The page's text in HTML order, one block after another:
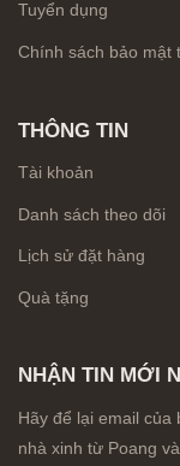
Tuyển dụng
Chính sách bảo mật
THÔNG TIN
Tài khoản
Danh sách theo dõi
Lịch sử đặt hàng
Quà tặng
NHẬN TIN MỚI
Hãy để lại email
nhà xinh từ Poang